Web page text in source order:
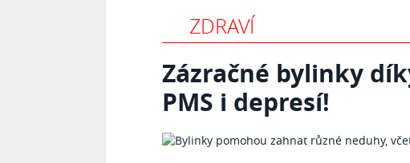
ZDRAVÍ
Zázračné bylinky
PMS i depresí!